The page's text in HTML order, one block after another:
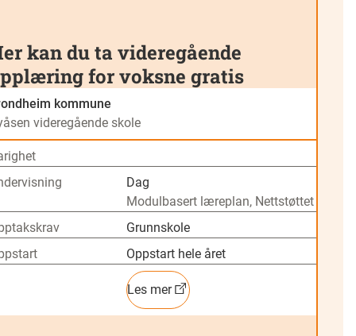
kan du ta videregående
for voksne gratis
kommune
videregående skole
Dag
Modulbasert læreplan, Nettstøttet
Grunnskole
Oppstart hele året
Les mer